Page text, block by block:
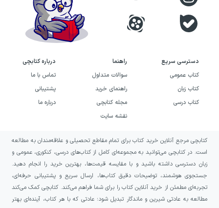
دسترسی سریع
کتاب عمومی
کتاب زبان
کتاب درسی
راهنما
سوالات متداول
راهنمای خرید
مجله کتابچی
نقشه سایت
درباره کتابچی
تماس با ما
پشتیبانی
درباره ما
کتابچی مرجع آنلاین خرید کتاب برای تمام مقاطع تحصیلی و علاقه‌مندان به مطالعه
است. در کتابچی می‌توانید به مجموعه‌ای کامل از کتاب‌های درسی، کنکوری، عمومی و
زبان دسترسی داشته باشید و با مقایسه قیمت‌ها، بهترین خرید را انجام دهید.
جستجوی هوشمند، توضیحات دقیق کتاب‌ها، ارسال سریع و پشتیبانی حرفه‌ای،
تجربه‌ای مطمئن از خرید آنلاین کتاب را برای شما فراهم می‌کند. کتابچی کمک می‌کند
مطالعه به عادتی شیرین و ماندگار تبدیل شود؛ عادتی که با هر کتاب، آینده‌ای بهتر